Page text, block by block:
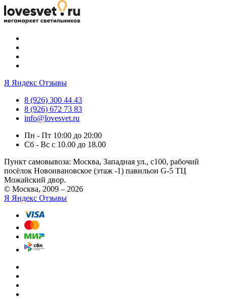
Я Яндекс Отзывы
8 (926) 300 44 43
8 (926) 672 73 83
info@lovesvet.ru
Пн - Пт 10:00 до 20:00
Сб - Вс с 10.00 до 18.00
Пункт самовывоза: Москва, Западная ул., с100, рабочий
посёлок Новоивановское (этаж -1) павильон G-5 ТЦ
Можайский двор.
© Москва, 2009 – 2026
Я Яндекс Отзывы